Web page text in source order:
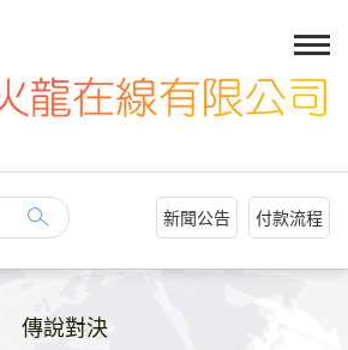
新聞公告 付款流程
傳說對決